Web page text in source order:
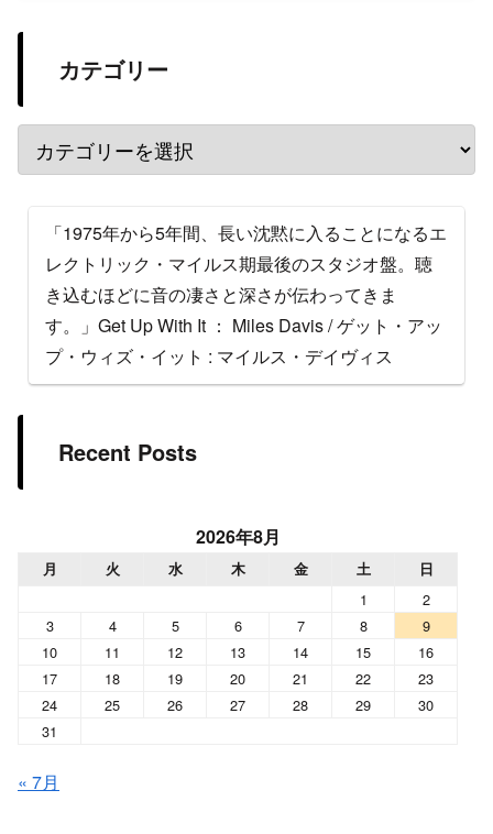
カテゴリー
「1975年から5年間、長い沈黙に入ることになるエ
レクトリック・マイルス期最後のスタジオ盤。聴
き込むほどに音の凄さと深さが伝わってきま
す。」Get Up With It ： Miles Davis / ゲット・アッ
プ・ウィズ・イット : マイルス・デイヴィス
Recent Posts
2026年8月
月 火 水 木 金 土 日
1
2
3
4 5 6 7 8
9
10
11 12 13 14 15
16
17
18 19 20 21 22
23
24
25 26 27 28 29
30
31
« 7月